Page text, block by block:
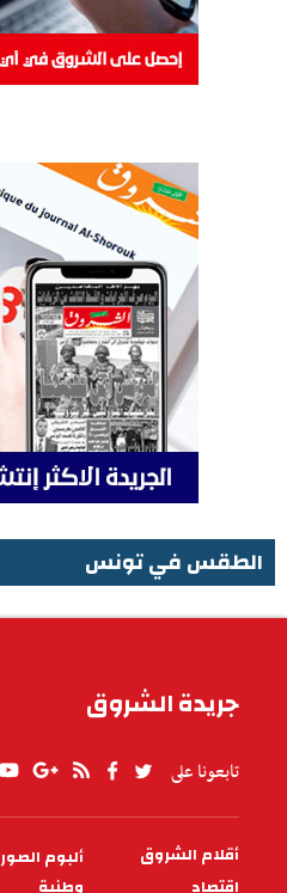
الطقس في تونس
جريدة الشروق
تابعونا على
PIED
أقلام الشروق
ألبوم الصور
اقتصاد
وطنية